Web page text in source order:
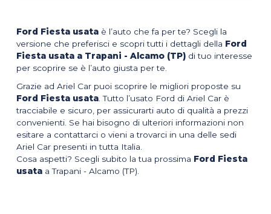
Ford Fiesta usata è l’auto che fa per te? Scegli la
versione che preferisci e scopri tutti i dettagli della Ford
Fiesta usata a Trapani - Alcamo (TP) di tuo interesse
per scoprire se è l’auto giusta per te.
Grazie ad Ariel Car puoi scoprire le migliori proposte su
Ford Fiesta usata. Tutto l’usato Ford di Ariel Car è
tracciabile e sicuro, per assicurarti auto di qualità a prezzi
convenienti. Se hai bisogno di ulteriori informazioni non
esitare a contattarci o vieni a trovarci in una delle sedi
Ariel Car presenti in tutta Italia.
Cosa aspetti? Scegli subito la tua prossima Ford Fiesta
usata a Trapani - Alcamo (TP).